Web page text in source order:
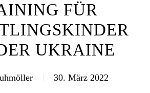
FÜR
UKRAINE
30. März 2022